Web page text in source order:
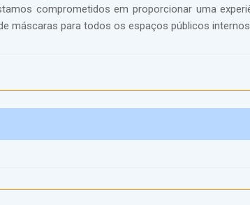
comprometidos em proporcionar uma
máscaras para todos os espaços públicos